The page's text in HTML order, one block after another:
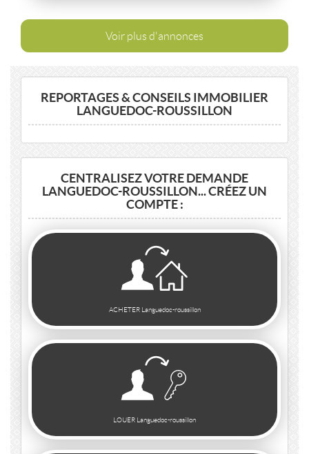
Voir plus d'annonces
REPORTAGES & CONSEILS IMMOBILIER
LANGUEDOC-ROUSSILLON
CENTRALISEZ VOTRE DEMANDE
LANGUEDOC-ROUSSILLON... CRÉEZ UN
COMPTE :
ACHETER Languedoc-roussillon
LOUER Languedoc-roussillon